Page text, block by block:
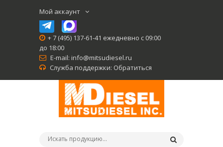
Мой аккаунт
+ 7 (495) 137-61-41 ежедневно с 09:00
до 18:00
E-mail: info@mitsudiesel.ru
Служба поддержки: Обратиться